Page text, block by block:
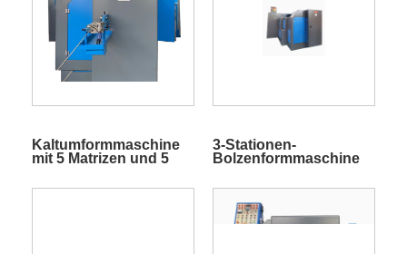
Kaltumformmaschine
mit 5 Matrizen und 5
3-Stationen-
Bolzenformmaschine